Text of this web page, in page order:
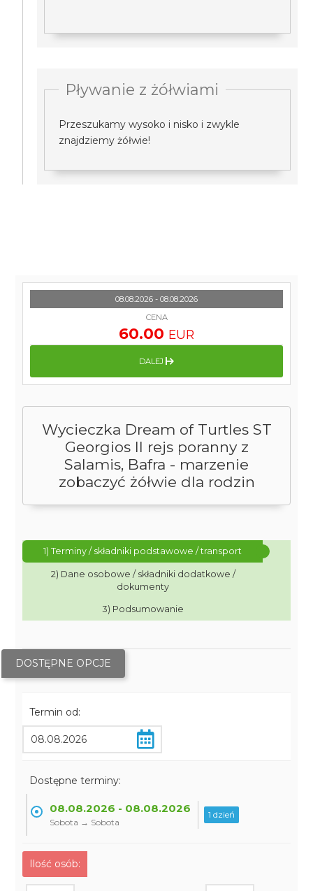
Pływanie z żółwiami
Przeszukamy wysoko i nisko i zwykle
znajdziemy żółwie!
Wycieczka Dream of Turtles ST
Georgios II rejs poranny z
Salamis, Bafra - marzenie
zobaczyć żółwie dla rodzin
1) Terminy / składniki podstawowe / transport
2) Dane osobowe / składniki dodatkowe /
dokumenty
3) Podsumowanie
DOSTĘPNE OPCJE
Termin od:
Dostępne terminy:
08.08.2026 - 08.08.2026
Sobota → Sobota
1 dzień
Ilość osób:
08.08.2026 - 08.08.2026
CENA
60.00 EUR
DALEJ